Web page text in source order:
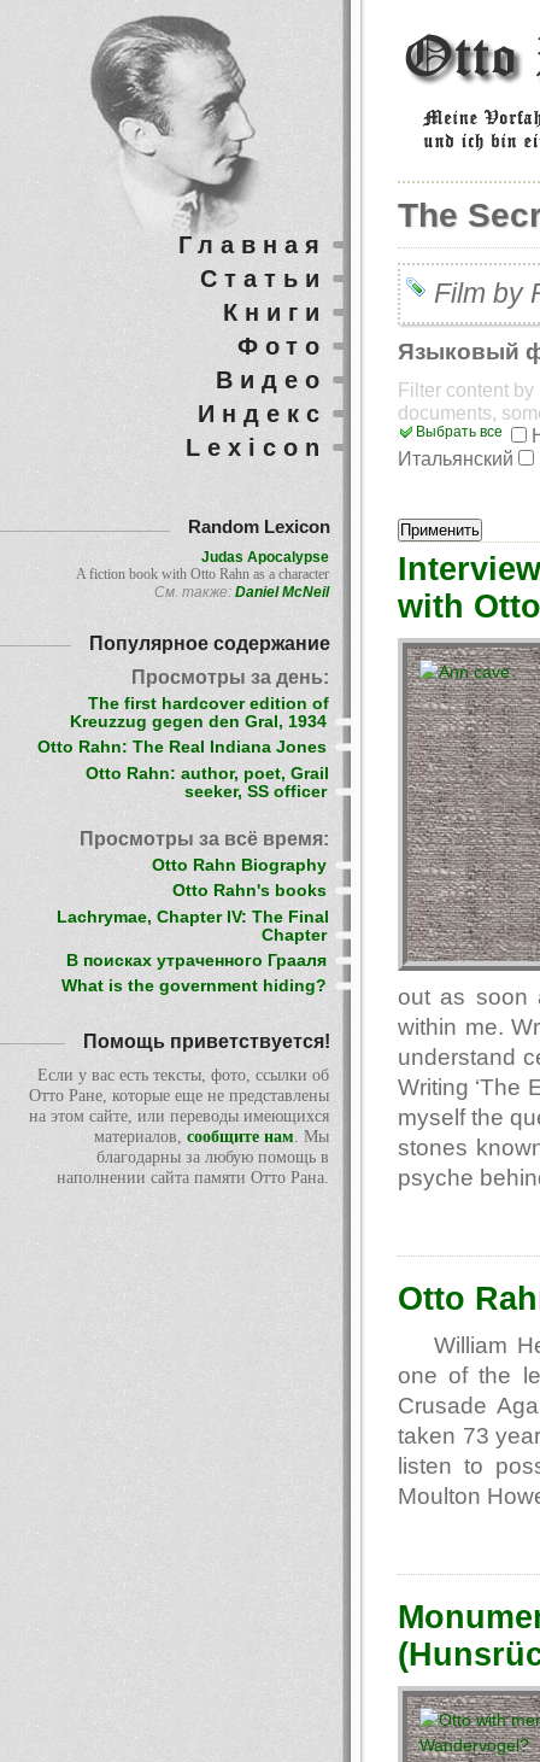
The
Film by
Языковый
Filter content
documents,
Выбрать все
Итальянский
with
out as soon
within me.
understand
Writing ‘The
myself the
stones
psyche
Otto
William
one of the
Crusade
taken 73
listen to
Moulton
Главная
Статьи
Книги
Фото
Видео
Индекс
Lexicon
Random Lexicon
Judas Apocalypse
A fiction book with Otto Rahn as a character
См. также: Daniel McNeil
Популярное содержание
Просмотры за день:
The first hardcover edition of
Kreuzzug gegen den Gral, 1934
Otto Rahn: The Real Indiana Jones
Otto Rahn: author, poet, Grail
seeker, SS officer
Просмотры за всё время:
Otto Rahn Biography
Otto Rahn's books
Lachrymae, Chapter IV: The Final
Chapter
В поисках утраченного Грааля
What is the government hiding?
Помощь приветствуется!
Если у вас есть тексты, фото, ссылки об
Отто Ране, которые еще не представлены
на этом сайте, или переводы имеющихся
материалов, сообщите нам. Мы
благодарны за любую помощь в
наполнении сайта памяти Отто Рана.